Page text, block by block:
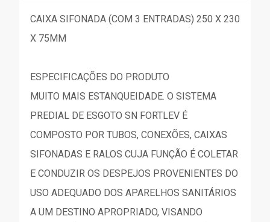
CAIXA SIFONADA (COM 3 ENTRADAS) 250 X 230
X 75MM
ESPECIFICAÇÕES DO PRODUTO
MUITO MAIS ESTANQUEIDADE. O SISTEMA
PREDIAL DE ESGOTO SN FORTLEV É
COMPOSTO POR TUBOS, CONEXÕES, CAIXAS
SIFONADAS E RALOS CUJA FUNÇÃO É COLETAR
E CONDUZIR OS DESPEJOS PROVENIENTES DO
USO ADEQUADO DOS APARELHOS SANITÁRIOS
A UM DESTINO APROPRIADO, VISANDO